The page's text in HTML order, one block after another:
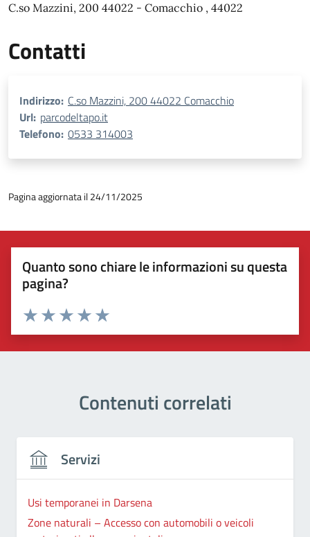
C.so Mazzini, 200 44022 - Comacchio , 44022
Contatti
Indirizzo: C.so Mazzini, 200 44022 Comacchio
Url: parcodeltapo.it
Telefono: 0533 314003
Pagina aggiornata il 24/11/2025
Quanto sono chiare le informazioni su questa
pagina?
Valuta 5 stelle su 5
Valuta 4 stelle su 5
Valuta 3 stelle su 5
Valuta 2 stelle su 5
Valuta 1 stelle su 5
Contenuti correlati
Servizi
Usi temporanei in Darsena
Zone naturali – Accesso con automobili o veicoli